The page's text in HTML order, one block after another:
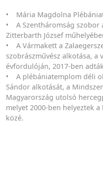
• Mária Magdolna
• A Szentháromság szobor
Zitterbarth József
• A Vármakett a
szobrászművész alkotása, a
évfordulóján, 2017-ben
• A plébániatemplom déli
Sándor alkotását, a
Magyarország utolsó
melyet 2000-ben helyeztek
közé.